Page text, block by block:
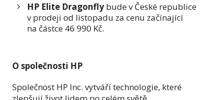
HP Elite Dragonfly bude v České republice
v prodeji od listopadu za cenu začínající
na částce 46 990 Kč.
O společnosti HP
Společnost HP Inc. vytváří technologie, které